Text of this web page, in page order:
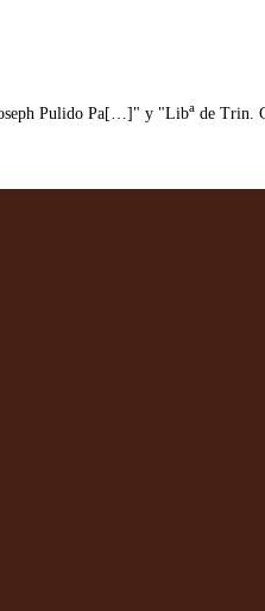
Pulido Pa[…]" y "Liba de Trin.